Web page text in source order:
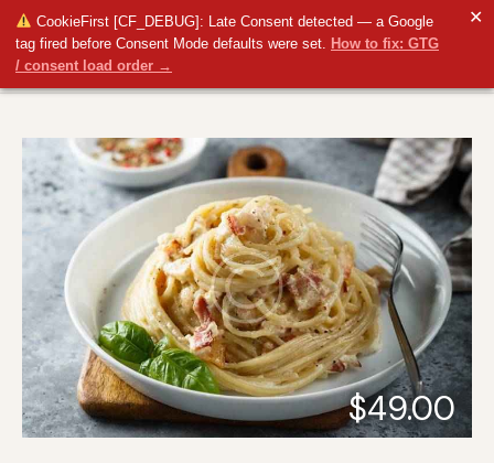
CookieFirst [CF_DEBUG]: Late Consent detected — a Google
tag fired before Consent Mode defaults were set. How to fix: GTG
/ consent load order →
✕
$49.00